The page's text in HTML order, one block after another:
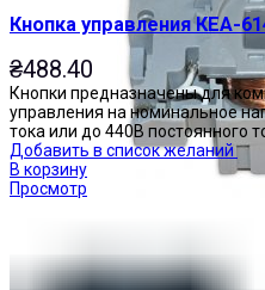
Кнопка управления КЕА-
₴488.40
Кнопки предназначены для
управления на номинальное
тока или до 440В постоянного
Добавить в список желаний
В корзину
Просмотр